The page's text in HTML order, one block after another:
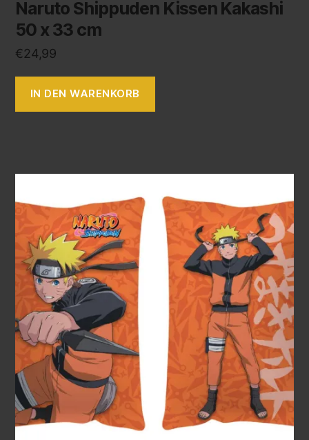
Naruto Shippuden Kissen Kakashi
50 x 33 cm
€24,99
IN DEN WARENKORB